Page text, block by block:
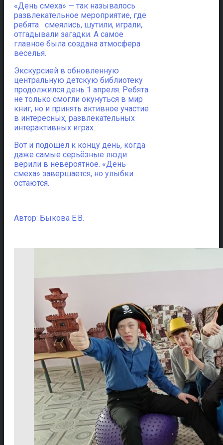
«День смеха» — так называлось
развлекательное мероприятие, где
ребята смеялись, шутили, играли,
отгадывали загадки. А самое
главное была создана атмосфера
веселья.
Экскурсией в обновленную
центральную детскую библиотеку
продолжился день 1 апреля. Ребята
не только смогли окунуться в мир
книг, но и принять активное участие
в интересных, развлекательных
интерактивных играх.
Вот и подошел к концу день, когда
даже самые серьёзные люди
верили в невероятное. «День
смеха» завершается, но улыбки
остаются.
Автор: Быкова Е.В.